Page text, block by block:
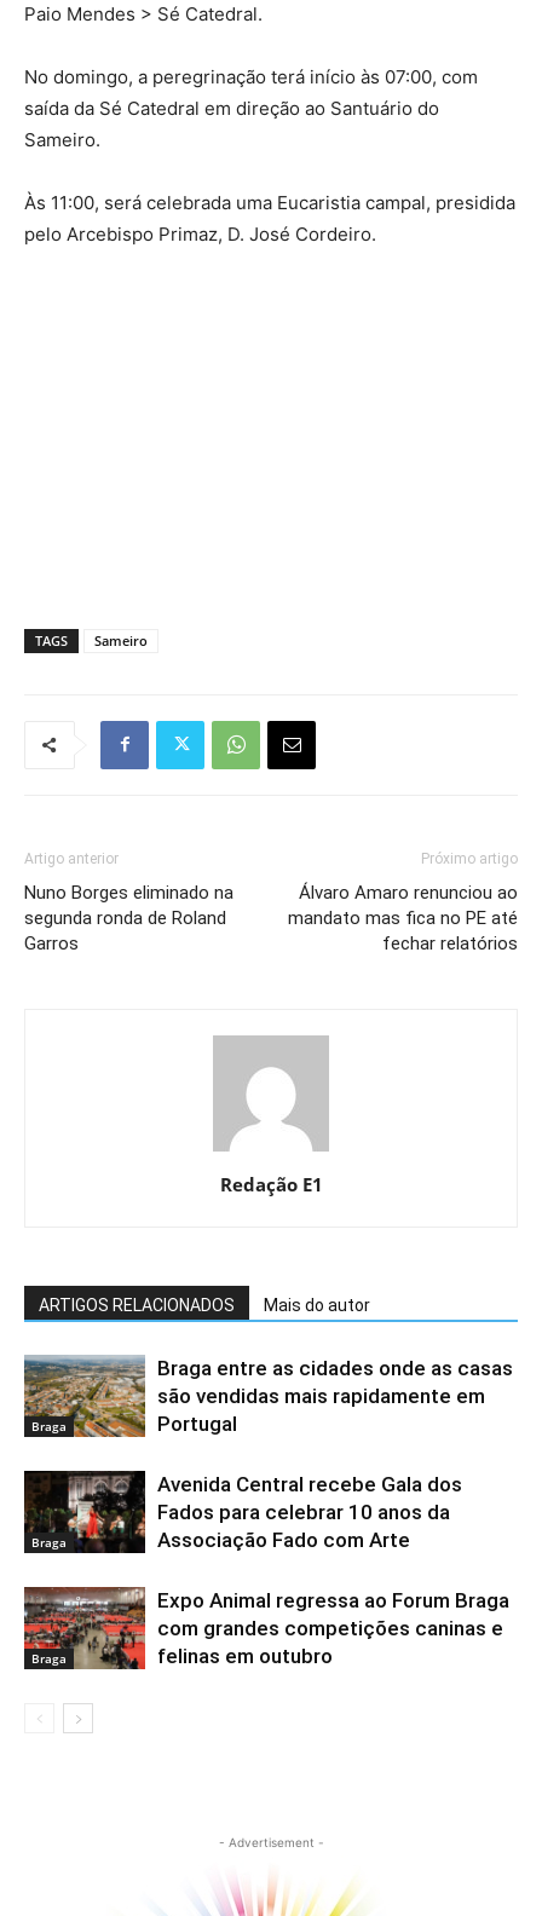
Paio Mendes > Sé Catedral.
No domingo, a peregrinação terá início às 07:00, com
saída da Sé Catedral em direção ao Santuário do
Sameiro.
Às 11:00, será celebrada uma Eucaristia campal, presidida
pelo Arcebispo Primaz, D. José Cordeiro.
TAGS Sameiro
Artigo anterior
Nuno Borges eliminado na
segunda ronda de Roland
Garros
Próximo artigo
Álvaro Amaro renunciou ao
mandato mas fica no PE até
fechar relatórios
Redação E1
ARTIGOS RELACIONADOS Mais do autor
Braga
Braga entre as cidades onde as casas
são vendidas mais rapidamente em
Portugal
Braga
Avenida Central recebe Gala dos
Fados para celebrar 10 anos da
Associação Fado com Arte
Braga
Expo Animal regressa ao Forum Braga
com grandes competições caninas e
felinas em outubro
- Advertisement -